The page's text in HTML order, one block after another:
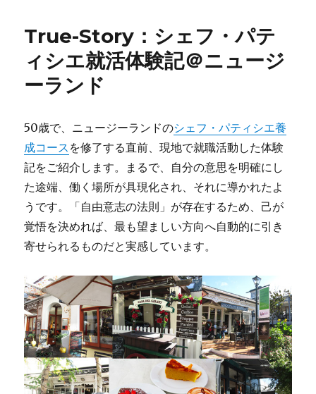
ー
ラ
ン
水
遊
び
動
画/
物
の
True-Story：シェフ・パテ
ィシエ就活体験記＠ニュージ
ーランド
50歳で、ニュージーランドのシェフ・パティシエ養
成コース を修了する直前、現地で就職活動した体験
記をご紹介します。まるで、自分の意思を明確にし
た途端、働く場所が具現化され、それに導かれたよ
うです。「自由意志の法則」が存在するため、己が
覚悟を決めれば、最も望ましい方向へ自動的に引き
寄せられるものだと実感しています。